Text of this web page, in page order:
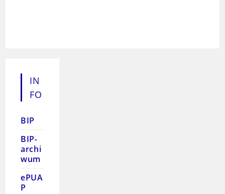
IN
FO
BIP
BIP-
archi
wum
ePUA
P